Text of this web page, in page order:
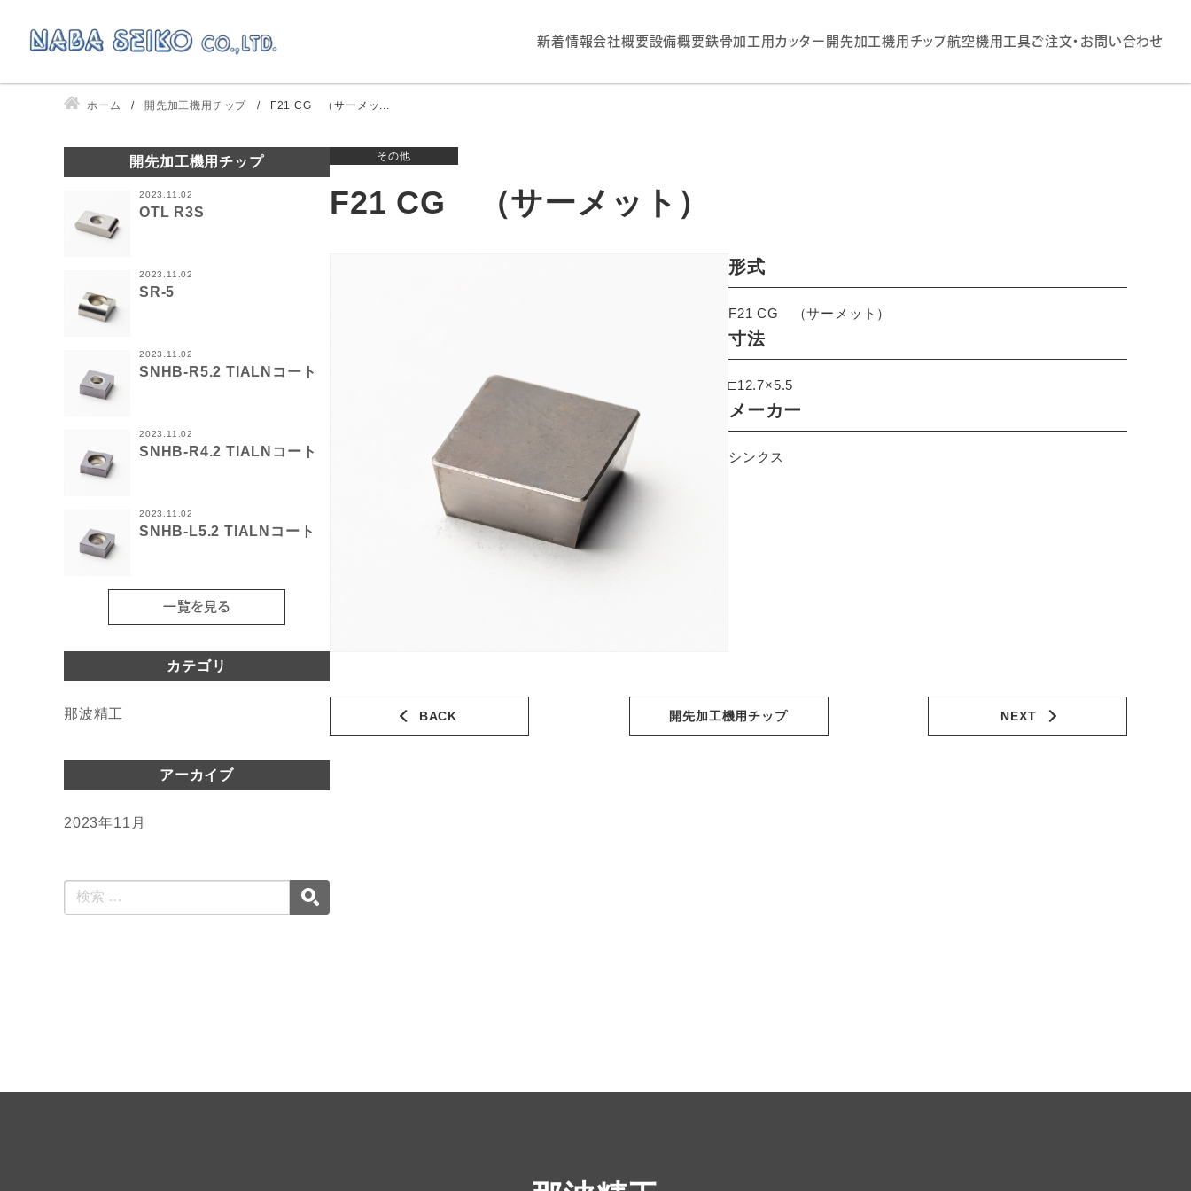
新着情報会社概要設備概要鉄骨加工用カッター 開先加工機用チップ航空機用工具ご注文・お問い合わせ
ホーム 開先加工機用チップ F21 CG （サーメッ...
その他
F21 CG （サーメット）
形式
F21 CG （サーメット）
寸法
□12.7×5.5
メーカー
シンクス
BACK NEXT
開先加工機用チップ
開先加工機用チップ
2023.11.02
OTL R3S
2023.11.02
SR-5
2023.11.02
SNHB-R5.2 TIALNコート
2023.11.02
SNHB-R4.2 TIALNコート
2023.11.02
SNHB-L5.2 TIALNコート
一覧を見る
カテゴリ
那波精工
アーカイブ
2023年11月